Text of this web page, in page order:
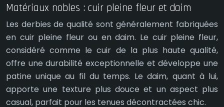
Matériaux nobles : cuir pleine fleur et daim
Les derbies de qualité sont généralement fabriquées
en cuir pleine fleur ou en daim. Le cuir pleine fleur,
considéré comme le cuir de la plus haute qualité,
offre une durabilité exceptionnelle et développe une
patine unique au fil du temps. Le daim, quant à lui,
apporte une texture plus douce et un aspect plus
casual, parfait pour les tenues décontractées chic.